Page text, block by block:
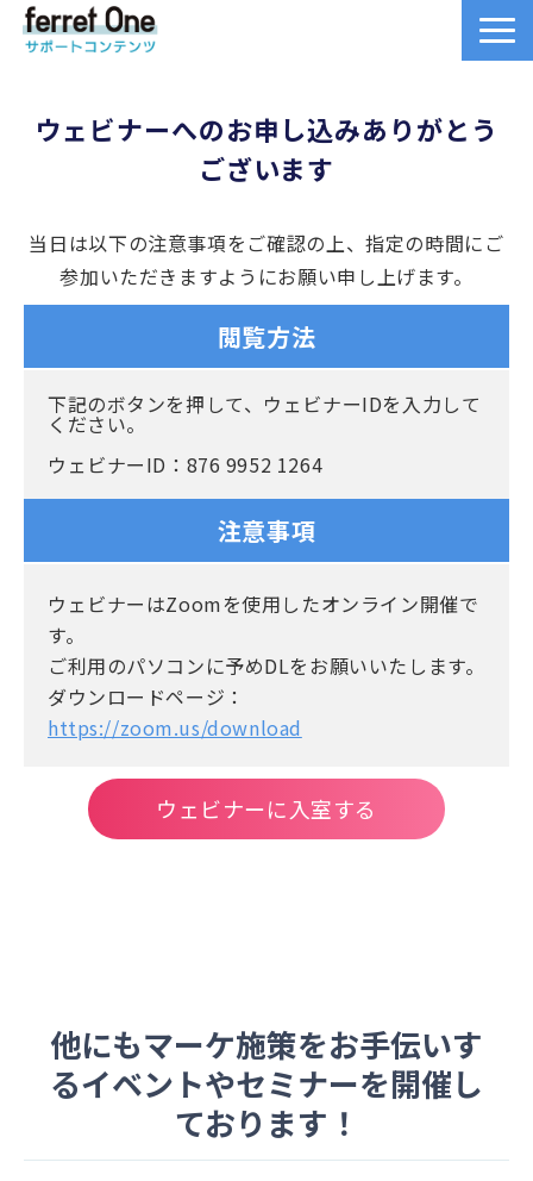
成功事例
施策支援メニュー
ページ制作メニュー
機能一覧
リリースノート
ウェビナーへのお申し込みありがとう
ございます
当日は以下の注意事項をご確認の上、指定の時間にご
参加いただきますようにお願い申し上げます。
閲覧方法
下記のボタンを押して、ウェビナーIDを入力して
ください。
ウェビナーID：876 9952 1264
注意事項
ウェビナーはZoomを使用したオンライン開催で
す。
ご利用のパソコンに予めDLをお願いいたします。
ダウンロードページ：
https://zoom.us/download
ウェビナーに入室する
他にもマーケ施策をお手伝いす
るイベントやセミナーを開催し
ております！